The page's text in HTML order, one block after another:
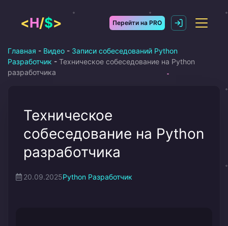
содержимому
<H/$> Перейти на PRO
Главная - Видео - Записи собеседований Python
Разработчик - Техническое собеседование на Python
разработчика
Техническое
собеседование на Python
разработчика
20.09.2025Python Разработчик